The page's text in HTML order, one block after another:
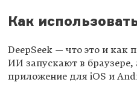
Как
DeepSeek — что это и как
ИИ запускают в браузере,
приложение для iOS и